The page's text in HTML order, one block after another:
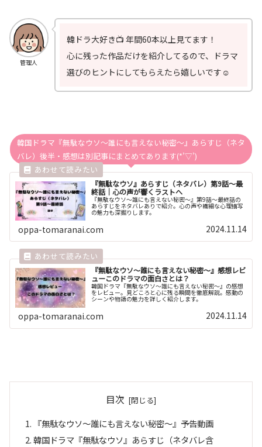
管理人
韓ドラ大好き📺 年間60本以上見てます！
心に残った作品だけを紹介してるので、ドラマ
選びのヒントにしてもらえたら嬉しいです☺️
韓国ドラマ『無駄なウソ～誰にも言えない秘密～』あらすじ（ネタ
バレ）後半・感想は別記事にまとめてあります(*’▽’)
『無駄なウソ』あらすじ（ネタバレ）第9話～最
終話｜心の声が響くラストへ
『無駄なウソ～誰にも言えない秘密～』第9話〜最終話の
あらすじをネタバレありで紹介。心の声や繊細な心理描写
の魅力も深掘りします。
oppa-tomaranai.com 2024.11.14
『無駄なウソ～誰にも言えない秘密～』感想レビ
ューこのドラマの面白さとは？
韓国ドラマ『無駄なウソ～誰にも言えない秘密～』の感想
をレビュー。見どころと心に残る瞬間を徹底解説。感動の
シーンや物語の魅力を詳しく紹介します。
oppa-tomaranai.com 2024.11.14
目次
『無駄なウソ～誰にも言えない秘密～』予告動画
韓国ドラマ『無駄なウソ』あらすじ（ネタバレ含